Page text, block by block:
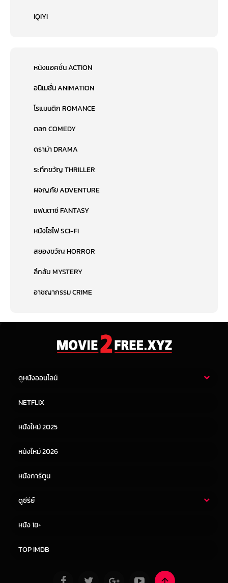
IQIYI
หนังแอคชั่น ACTION
อนิเมชั่น ANIMATION
โรแมนติก ROMANCE
ตลก COMEDY
ดราม่า DRAMA
ระทึกขวัญ THRILLER
ผจญภัย ADVENTURE
แฟนตาซี FANTASY
หนังไซไฟ SCI-FI
สยองขวัญ HORROR
ลึกลับ MYSTERY
อาชญากรรม CRIME
ดูหนังออนไลน์
หนังจีน
NETFLIX
หนังใหม่ 2025
หนังใหม่ 2026
หนังการ์ตูน
ดูซีรีย์
หนัง 18+
TOP IMDB